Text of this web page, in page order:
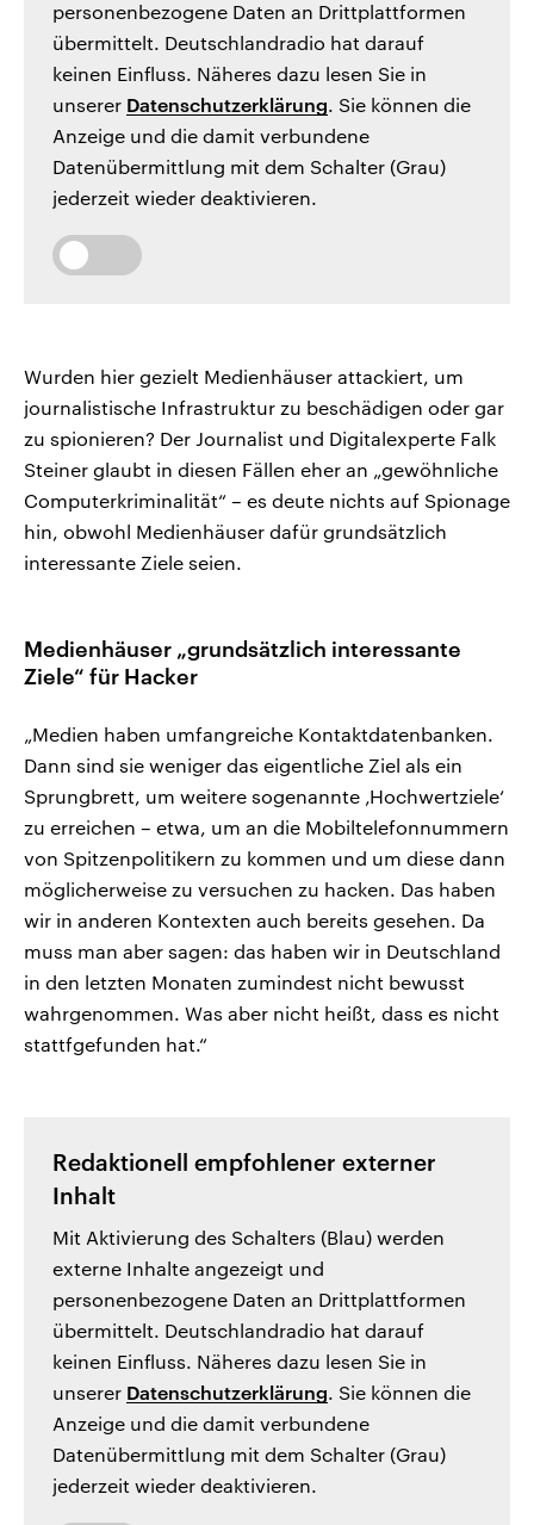
personenbezogene Daten an Drittplattformen
übermittelt. Deutschlandradio hat darauf
keinen Einfluss. Näheres dazu lesen Sie in
unserer Datenschutzerklärung. Sie können die
Anzeige und die damit verbundene
Datenübermittlung mit dem Schalter (Grau)
jederzeit wieder deaktivieren.
Wurden hier gezielt Medienhäuser attackiert, um
journalistische Infrastruktur zu beschädigen oder gar
zu spionieren? Der Journalist und Digitalexperte Falk
Steiner glaubt in diesen Fällen eher an „gewöhnliche
Computerkriminalität“ – es deute nichts auf Spionage
hin, obwohl Medienhäuser dafür grundsätzlich
interessante Ziele seien.
Medienhäuser „grundsätzlich interessante
Ziele“ für Hacker
„Medien haben umfangreiche Kontaktdatenbanken.
Dann sind sie weniger das eigentliche Ziel als ein
Sprungbrett, um weitere sogenannte ‚Hochwertziele‘
zu erreichen – etwa, um an die Mobiltelefonnummern
von Spitzenpolitikern zu kommen und um diese dann
möglicherweise zu versuchen zu hacken. Das haben
wir in anderen Kontexten auch bereits gesehen. Da
muss man aber sagen: das haben wir in Deutschland
in den letzten Monaten zumindest nicht bewusst
wahrgenommen. Was aber nicht heißt, dass es nicht
stattfgefunden hat.“
Redaktionell empfohlener externer
Inhalt
Mit Aktivierung des Schalters (Blau) werden
externe Inhalte angezeigt und
personenbezogene Daten an Drittplattformen
übermittelt. Deutschlandradio hat darauf
keinen Einfluss. Näheres dazu lesen Sie in
unserer Datenschutzerklärung. Sie können die
Anzeige und die damit verbundene
Datenübermittlung mit dem Schalter (Grau)
jederzeit wieder deaktivieren.